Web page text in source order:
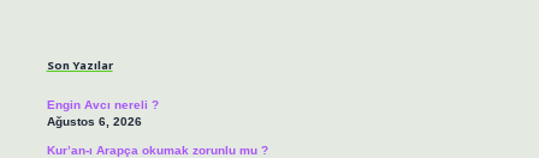
Son Yazılar
Engin Avcı nereli ?
Ağustos 6, 2026
Kur’an-ı Arapça okumak zorunlu mu ?